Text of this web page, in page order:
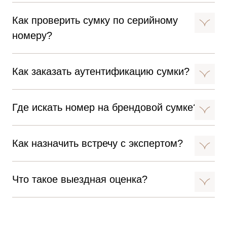
Как проверить сумку по серийному
номеру?
Как заказать аутентификацию сумки?
Где искать номер на брендовой сумке?
Как назначить встречу с экспертом?
Что такое выездная оценка?